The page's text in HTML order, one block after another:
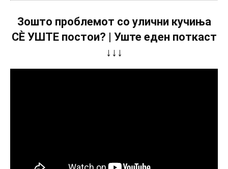
Зошто проблемот со улични кучиња
СÈ УШТЕ постои? | Уште еден поткаст
↓↓↓